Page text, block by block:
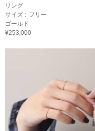
リング
サイズ : フリー
ゴールド
¥253,000